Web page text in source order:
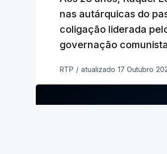
ERRO100
nas autárquicas do
coligação liderada
governação
RTP / atualizado 17 Outubro